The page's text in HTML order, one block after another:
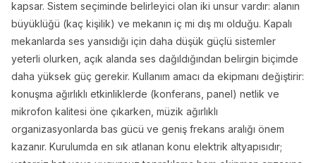
kapsar. Sistem seçiminde belirleyici olan iki unsur vardır: alanın
büyüklüğü (kaç kişilik) ve mekanın iç mi dış mı olduğu. Kapalı
mekanlarda ses yansıdığı için daha düşük güçlü sistemler
yeterli olurken, açık alanda ses dağıldığından belirgin biçimde
daha yüksek güç gerekir. Kullanım amacı da ekipmanı değiştirir:
konuşma ağırlıklı etkinliklerde (konferans, panel) netlik ve
mikrofon kalitesi öne çıkarken, müzik ağırlıklı
organizasyonlarda bas gücü ve geniş frekans aralığı önem
kazanır. Kurulumda en sık atlanan konu elektrik altyapısıdır;